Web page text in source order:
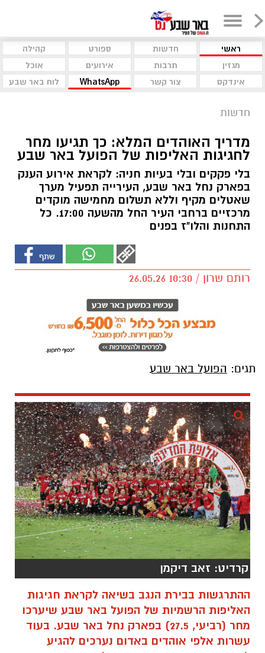
ראשי חדשות ספורט
קהילה
מגזין
תרבות אירועים
אוכל
אינדקס
צור קשר WhatsApp לוח באר שבע
חדשות
מדריך האוהדים המלא: כך תגיעו מחר
לחגיגות האליפות של הפועל באר שבע
בלי פקקים ובלי בעיות חניה: לקראת אירוע הענק
בפארק נחל באר שבע, העירייה תפעיל מערך
שאטלים מקיף וללא תשלום מחמישה מוקדים
מרכזיים ברחבי העיר החל מהשעה 17:00. כל
התחנות והלו"ז בפנים
רותם שרון / 10:30 26.05.26
הפועל באר שבע
קרדיט: זאב דיקמן
ההתרגשות בבירת הנגב בשיאה לקראת חגיגות
האליפות הרשמיות של הפועל באר שבע שיערכו
מחר (רביעי, 27.5) בפארק נחל באר שבע. בעוד
עשרות אלפי אוהדים באדום נערכים להגיע
למתחם, עיריית באר שבע משלימה את ההיערכות
הלוגיסטית ויוצאת בקריאה לציבור להשאיר את
הרכבים הפרטיים בבית ולהשתמש במערך
ההסעות המיוחד.